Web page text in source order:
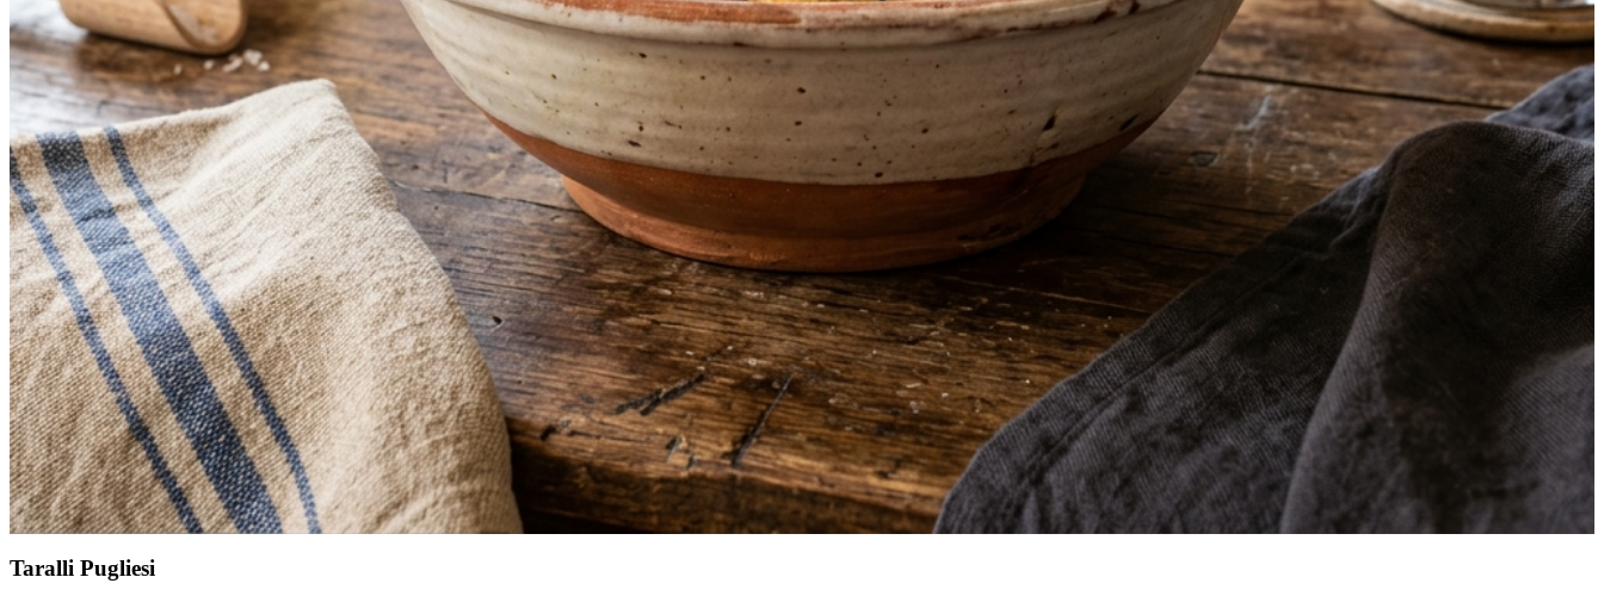
Taralli Pugliesi